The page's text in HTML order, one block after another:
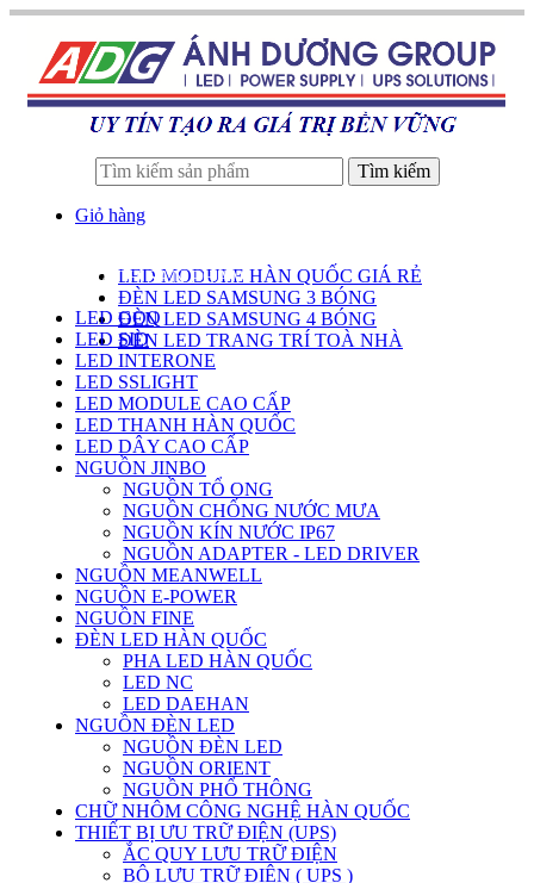
Tìm kiếm
Giỏ hàng
LED MODULE HÀN QUỐC GIÁ RẺ
ĐÈN LED SAMSUNG 3 BÓNG
ĐÈN LED SAMSUNG 4 BÓNG
ĐÈN LED TRANG TRÍ TOÀ NHÀ
DANH SÁCH SẢN PHẨM
LED GOQ
LED SID
LED INTERONE
LED SSLIGHT
LED MODULE CAO CẤP
LED THANH HÀN QUỐC
LED DÂY CAO CẤP
NGUỒN JINBO
NGUỒN TỔ ONG
NGUỒN CHỐNG NƯỚC MƯA
NGUỒN KÍN NƯỚC IP67
NGUỒN ADAPTER - LED DRIVER
NGUỒN MEANWELL
NGUỒN E-POWER
NGUỒN FINE
ĐÈN LED HÀN QUỐC
PHA LED HÀN QUỐC
LED NC
LED DAEHAN
NGUỒN ĐÈN LED
NGUỒN ĐÈN LED
NGUỒN ORIENT
NGUỒN PHỔ THÔNG
CHỮ NHÔM CÔNG NGHỆ HÀN QUỐC
THIẾT BỊ ƯU TRỮ ĐIỆN (UPS)
ẮC QUY LƯU TRỮ ĐIỆN
BỘ LƯU TRỮ ĐIỆN ( UPS )